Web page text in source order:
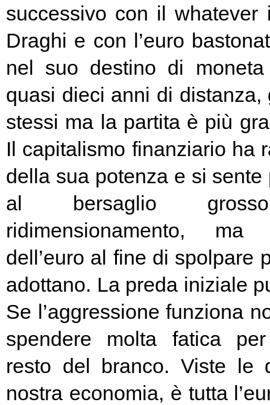
successivo con il whatever
Draghi e con l’euro
nel suo destino di
quasi dieci anni di
stessi ma la partita è più
Il capitalismo finanziario ha
della sua potenza e si sente
al bersaglio
ridimensionamento,
dell’euro al fine di spolpare
adottano. La preda iniziale
Se l’aggressione funziona
spendere molta fatica
resto del branco. Viste le
nostra economia, è tutta